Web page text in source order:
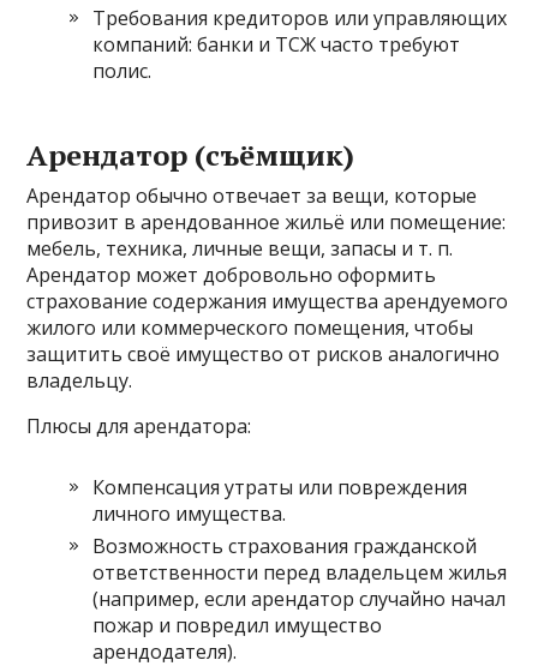
Требования кредиторов или управляющих
компаний: банки и ТСЖ часто требуют
полис.
Арендатор (съёмщик)
Арендатор обычно отвечает за вещи, которые
привозит в арендованное жильё или помещение:
мебель, техника, личные вещи, запасы и т. п.
Арендатор может добровольно оформить
страхование содержания имущества арендуемого
жилого или коммерческого помещения, чтобы
защитить своё имущество от рисков аналогично
владельцу.
Плюсы для арендатора:
Компенсация утраты или повреждения
личного имущества.
Возможность страхования гражданской
ответственности перед владельцем жилья
(например, если арендатор случайно начал
пожар и повредил имущество
арендодателя).